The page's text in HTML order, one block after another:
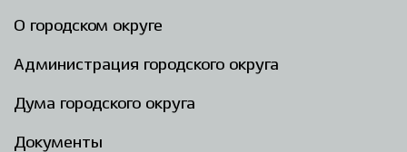
О городском округе
Администрация городского округа
Дума городского округа
Документы